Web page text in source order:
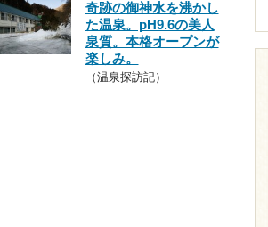
奇跡の御神水を沸かし
た温泉。pH9.6の美人
泉質。本格オープンが
楽しみ。
（温泉探訪記）